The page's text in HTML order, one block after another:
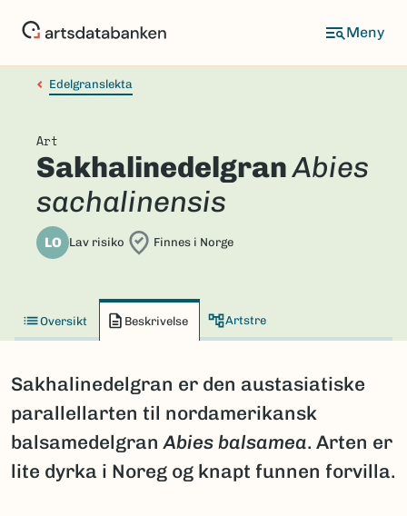
Edelgranslekta
Art
SakhalinedelgranAbies
sachalinensis
LO Lav risiko Finnes i Norge
Oversikt Beskrivelse Artstre
Sakhalinedelgran er den austasiatiske
parallellarten til nordamerikansk
balsamedelgranAbies balsamea. Arten er
lite dyrka i Noreg og knapt funnen forvilla.